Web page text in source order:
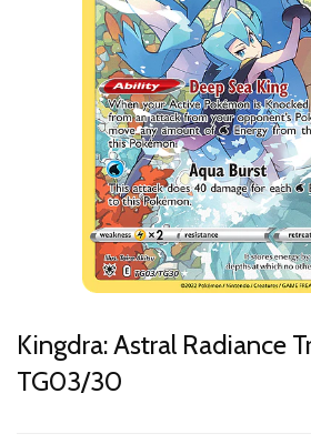
Kingdra: Astral Radiance
TG03/30